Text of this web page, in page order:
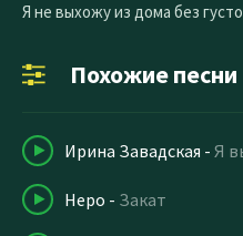
Я не выхожу из дома без
Похожие песни
Ирина Завадская - Я
Неро - Закат